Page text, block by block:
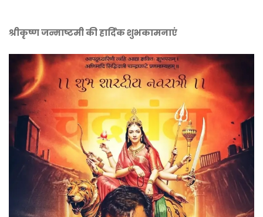
श्रीकृष्ण जन्माष्टमी की हार्दिक शुभकामनाएं